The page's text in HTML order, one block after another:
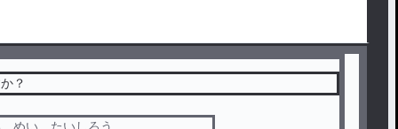
？
めい、たいしろう